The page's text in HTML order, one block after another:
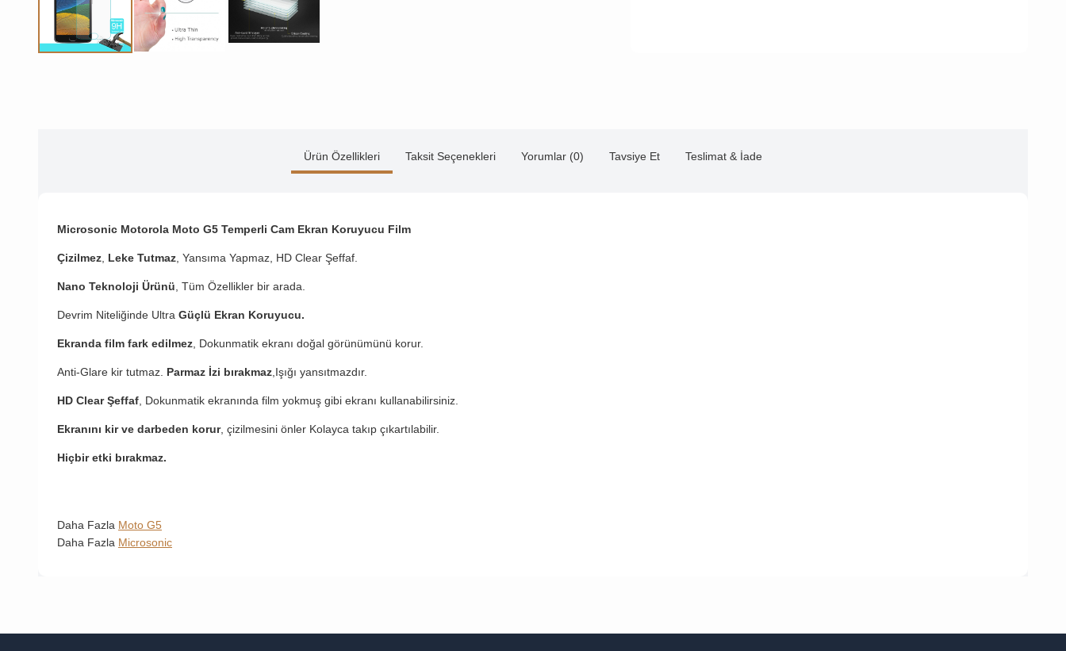
Ürün Özellikleri Taksit Seçenekleri Yorumlar (0) Tavsiye Et Teslimat & İade
Microsonic Motorola Moto G5 Temperli Cam Ekran Koruyucu Film
Çizilmez Leke Tutmaz , Yansıma Yapmaz, HD Clear Şeffaf.
Nano Teknoloji Ürünü , Tüm Özellikler bir arada.
Devrim Niteliğinde Ultra Güçlü Ekran Koruyucu.
Ekranda film fark edilmez , Dokunmatik ekranı doğal görünümünü korur.
Anti-Glare kir tutmaz. Parmaz İzi bırakmaz ,Işığı yansıtmazdır.
HD Clear Şeffaf , Dokunmatik ekranında film yokmuş gibi ekranı kullanabilirsiniz.
Ekranını kir ve darbeden korur, çizilmesini önler Kolayca takıp çıkartılabilir.
Hiçbir etki bırakmaz.
Daha Fazla Moto G5
Daha Fazla Microsonic